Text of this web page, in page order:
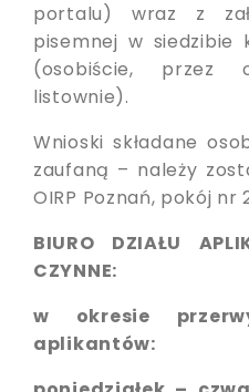
portalu) wraz z
pisemnej w siedzibie
(osobiście, przez
listownie).
Wnioski składane
zaufaną – należy
OIRP Poznań, pokój nr
BIURO DZIAŁU
CZYNNE:
w okresie
aplikantów: